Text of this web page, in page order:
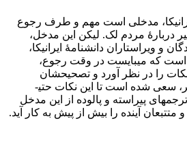
مدخلی است مهم و طرف رجوع
دربارۀ مردم لک. لیکن این مدخل،
و ویراستاران دانشنامۀ ایرانیکا،
است که می­بایست در وقت رجوع،
را در نظر آورد و تصحیحشان
داشت. در برگردان حاضر، سعی شده است تا این نکات حتی­
پیراسته و پالوده از این مدخل
آینده را بیش از پیش به ­کار آید.